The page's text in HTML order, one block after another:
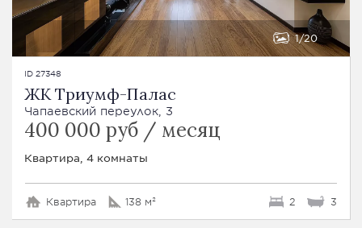
1 20
ID 27348
ЖК Триумф-Палас
Чапаевский переулок, 3
400 000 руб / месяц
Квартира, 4 комнаты
Квартира 138 м² 2 3